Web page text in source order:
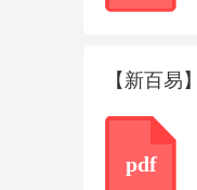
【新百易
pdf